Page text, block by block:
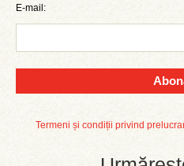
E-mail:
Termeni și condiții privind